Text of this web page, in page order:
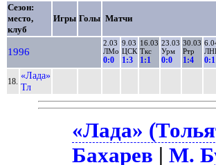
Сезон:
место,
клуб
Игры Голы Матчи
1996
2.03
ЛМо
0:0
9.03
ЦСК
1:3
16.03
Ткс
1:1
23.03
Урм
0:0
30.03
Ртр
1:4 0:1
18.
«Лада»
Тл
«Лада»
Бахарев |М.